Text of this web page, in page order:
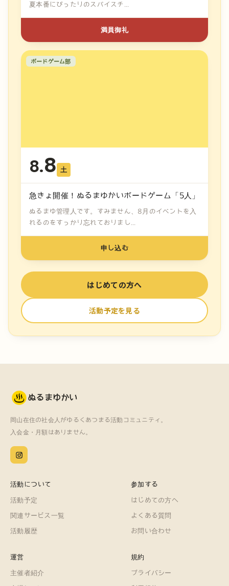
夏本番にぴったりのスパイスチ...
満員御礼
ボードゲーム部
8.8 土
急きょ開催！ぬるまゆかいボードゲーム「5人」
ぬるまゆ管理人です。すみません、8月のイベントを入
れるのをすっかり忘れておりまし...
申し込む
はじめての方へ
活動予定を見る
ぬるまゆかい
岡山在住の社会人がゆるくあつまる活動コミュニティ。
入会金・月額はありません。
活動について
活動予定
関連サービス一覧
活動履歴
参加する
はじめての方へ
よくある質問
お問い合わせ
運営
主催者紹介
規約
プライバシー